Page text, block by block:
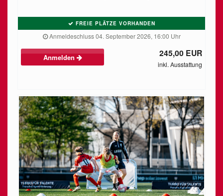
FREIE PLÄTZE VORHANDEN
Anmeldeschluss 04. September 2026, 16:00 Uhr
Anmelden 245,00 EUR
inkl. Ausstattung